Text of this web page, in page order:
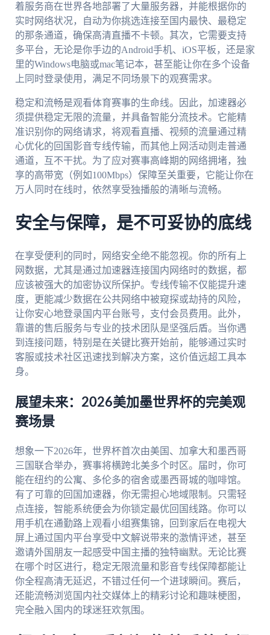
着服务商在世界各地部署了大量服务器，并能根据你的
实时网络状况，自动为你挑选连接至国内最快、最稳定
的那条通道，确保高清直播不卡顿。其次，它需要支持
多平台，无论是你手边的Android手机、iOS平板，还是家
里的Windows电脑或mac笔记本，甚至能让你在多个设备
上同时登录使用，满足不同场景下的观赛需求。
稳定和流畅是观看体育赛事的生命线。因此，加速器必
须提供稳定无限的流量，并具备智能分流技术。它能精
准识别你的网络请求，将观看直播、视频的流量通过精
心优化的回国影音专线传输，而其他上网活动则走普通
通道，互不干扰。为了应对赛事高峰期的网络拥堵，独
享的高带宽（例如100Mbps）保障至关重要，它能让你在
万人同时在线时，依然享受独播般的清晰与流畅。
安全与保障，是不可妥协的底线
在享受便利的同时，网络安全绝不能忽视。你的所有上
网数据，尤其是通过加速器连接国内网络时的数据，都
应该被强大的加密协议所保护。专线传输不仅能提升速
度，更能减少数据在公共网络中被窥探或劫持的风险，
让你安心地登录国内平台账号，支付会员费用。此外，
靠谱的售后服务与专业的技术团队是坚强后盾。当你遇
到连接问题，特别是在关键比赛开始前，能够通过实时
客服或技术社区迅速找到解决方案，这价值远超工具本
身。
展望未来：2026美加墨世界杯的完美观
赛场景
想象一下2026年，世界杯首次由美国、加拿大和墨西哥
三国联合举办，赛事将横跨北美多个时区。届时，你可
能在纽约的公寓、多伦多的宿舍或墨西哥城的咖啡馆。
有了可靠的回国加速器，你无需担心地域限制。只需轻
点连接，智能系统便会为你锁定最优回国线路。你可以
用手机在通勤路上观看小组赛集锦，回到家后在电视大
屏上通过国内平台享受中文解说带来的激情评述，甚至
邀请外国朋友一起感受中国主播的独特幽默。无论比赛
在哪个时区进行，稳定无限流量和影音专线保障都能让
你全程高清无延迟，不错过任何一个进球瞬间。赛后，
还能流畅浏览国内社交媒体上的精彩讨论和趣味梗图，
完全融入国内的球迷狂欢氛围。